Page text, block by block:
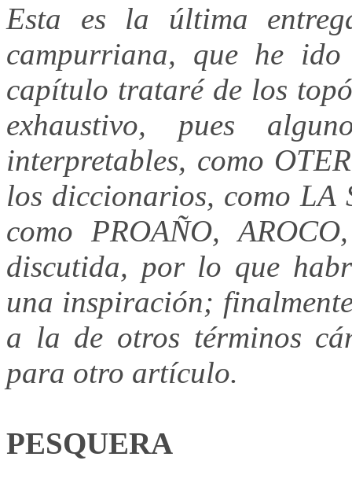
Esta es la última
campurriana, que he
capítulo trataré de los
exhaustivo, pues
interpretables, como
los diccionarios, como LA
como PROAÑO,
discutida, por lo que
una inspiración;
a la de otros términos
para otro artículo.
PESQUERA